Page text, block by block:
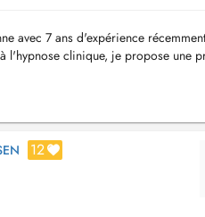
avec 7 ans d'expérience
l'hypnose clinique, je propose une
également ...
12